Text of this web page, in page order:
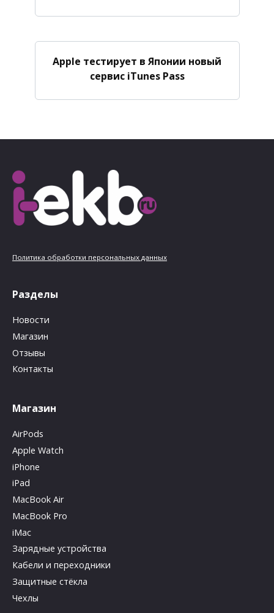
Apple тестирует в Японии новый
сервис iTunes Pass
Политика обработки персональных данных
Разделы
Новости
Магазин
Отзывы
Контакты
Магазин
AirPods
Apple Watch
iPhone
iPad
MacBook Air
MacBook Pro
iMac
Зарядные устройства
Кабели и переходники
Защитные стёкла
Чехлы